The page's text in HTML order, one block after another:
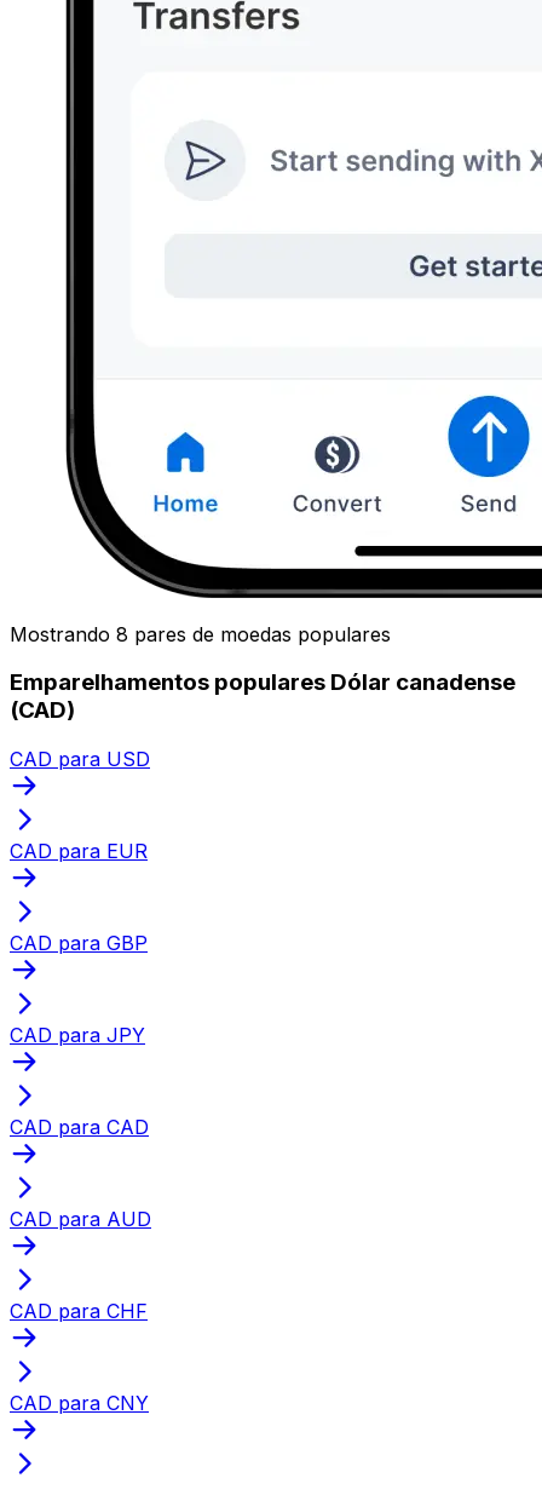
Mostrando 8 pares de moedas populares
Emparelhamentos populares Dólar canadense
(CAD)
CAD para USD
CAD para EUR
CAD para GBP
CAD para JPY
CAD para CAD
CAD para AUD
CAD para CHF
CAD para CNY